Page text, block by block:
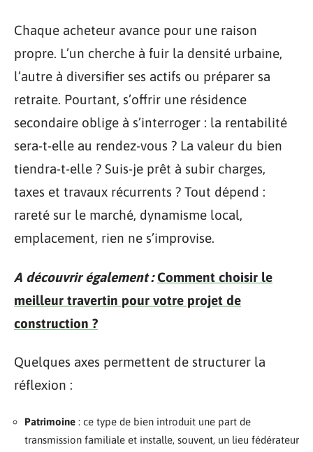
Chaque acheteur avance pour une raison
propre. L’un cherche à fuir la densité urbaine,
l’autre à diversifier ses actifs ou préparer sa
retraite. Pourtant, s’offrir une résidence
secondaire oblige à s’interroger : la rentabilité
sera-t-elle au rendez-vous ? La valeur du bien
tiendra-t-elle ? Suis-je prêt à subir charges,
taxes et travaux récurrents ? Tout dépend :
rareté sur le marché, dynamisme local,
emplacement, rien ne s’improvise.
A découvrir également : Comment choisir le
meilleur travertin pour votre projet de
construction ?
Quelques axes permettent de structurer la
réflexion :
Patrimoine : ce type de bien introduit une part de
transmission familiale et installe, souvent, un lieu fédérateur